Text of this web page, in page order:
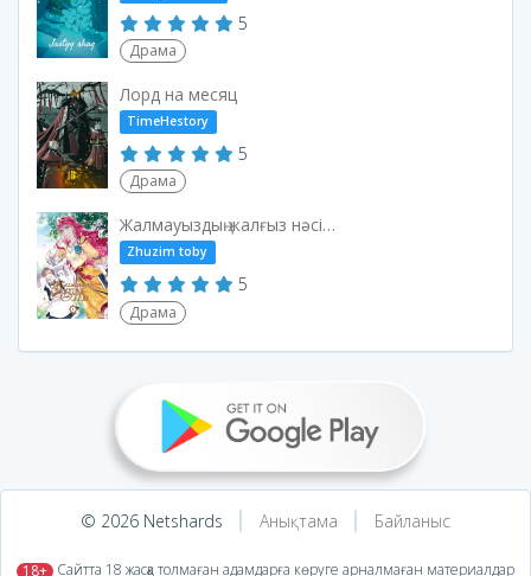
5
Драма
Лорд на месяц
TimeHestory
5
Драма
Жалмауыздың жалғыз нәсібі - өлім
Zhuzim toby
5
Драма
© 2026 Netshards Анықтама Байланыс
18+ ​ Сайтта 18 жасқа толмаған адамдарға көруге арналмаған материалдар